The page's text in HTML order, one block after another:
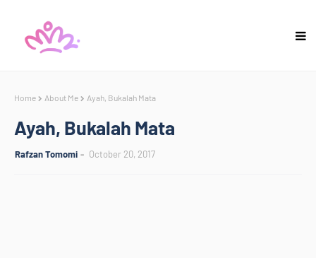
Home About Me Ayah, Bukalah Mata
Ayah, Bukalah Mata
Rafzan Tomomi October 20, 2017